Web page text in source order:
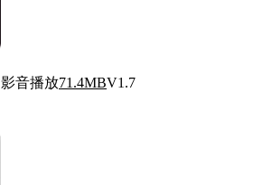
影音播放71.4MBV1.7